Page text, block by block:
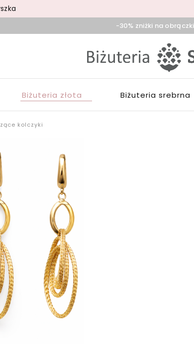
-30% zniżki na
Biżuteria
Wola,
Łask
srebrną,
pozłacaną,
upominki
Biżuteria złota Biżuteria srebrna
kolczyki